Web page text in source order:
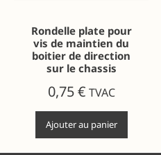
Rondelle plate pour
vis de maintien du
boitier de direction
sur le chassis
0,75€ TVAC
Ajouter au panier